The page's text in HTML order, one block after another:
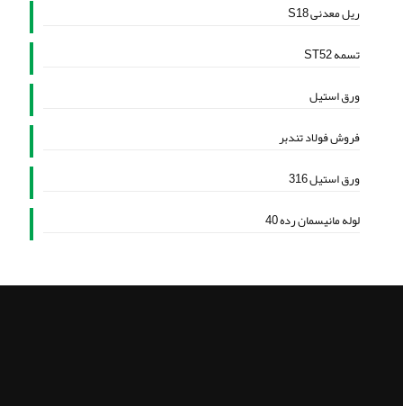
ریل معدنی S18
تسمه ST52
ورق استیل
فروش فولاد تندبر
ورق استیل 316
لوله مانیسمان رده 40